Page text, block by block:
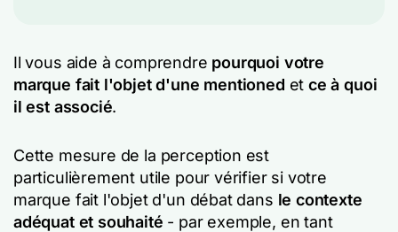
Il vous aide à comprendre pourquoi votre
marque fait l'objet d'une mentioned et ce à quoi
il est associé.
Cette mesure de la perception est
particulièrement utile pour vérifier si votre
marque fait l'objet d'un débat dans le contexte
adéquat et souhaité - par exemple, en tant